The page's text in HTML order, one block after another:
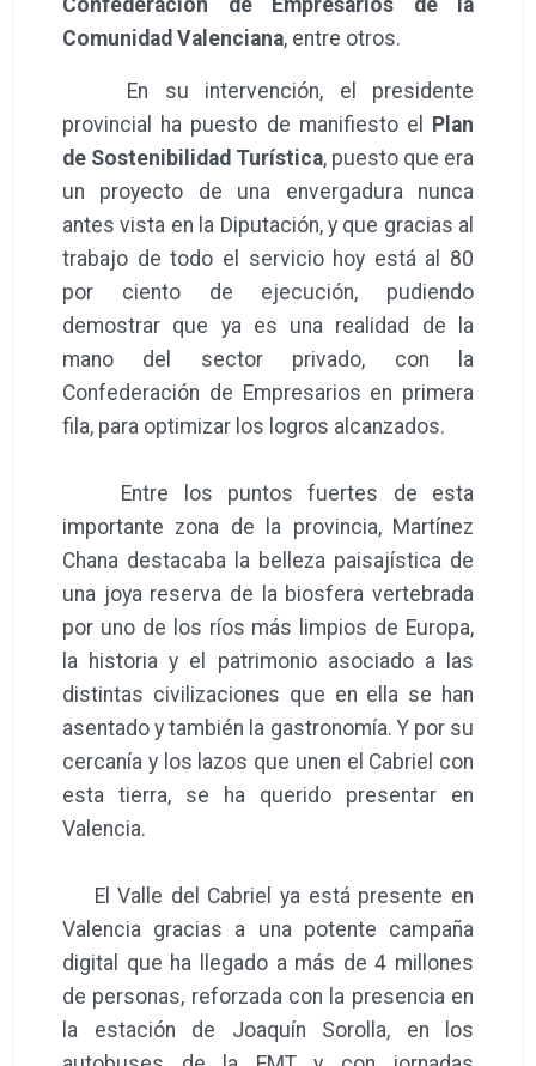
fila, para optimizar los logros alcanzados.
Entre los puntos fuertes de esta
importante zona de la provincia, Martínez
Chana destacaba la belleza paisajística de
una joya reserva de la biosfera vertebrada
por uno de los ríos más limpios de Europa,
la historia y el patrimonio asociado a las
distintas civilizaciones que en ella se han
asentado y también la gastronomía. Y por su
cercanía y los lazos que unen el Cabriel con
esta tierra, se ha querido presentar en
Valencia.
El Valle del Cabriel ya está presente en
Valencia gracias a una potente campaña
digital que ha llegado a más de 4 millones
de personas, reforzada con la presencia en
la estación de Joaquín Sorolla, en los
autobuses de la EMT y con jornadas
gastronómicas de la mano de los cocineros,
demostrando, como referenciaba Martínez
Chana, que “para nosotros el sector turístico
es fundamental y una pieza clave en el
engranaje económico y en comarcas como
Este evento ha sido promovido por el Plan
de Sostenibilidad Turística Valle del Cabriel
y la Diputación Provincial de Cuenca con la
financiación de la Unión.